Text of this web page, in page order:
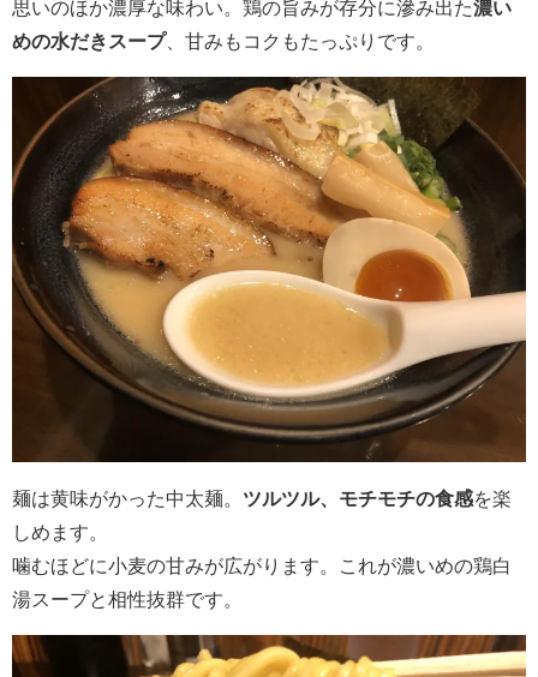
思いのほか濃厚な味わい。鶏の旨みが存分に滲み出た濃い
めの水だきスープ、甘みもコクもたっぷりです。
麺は黄味がかった中太麺。 ツルツル、モチモチの食感を楽
しめます。
噛むほどに小麦の甘みが広がります。これが濃いめの鶏白
湯スープと相性抜群です。